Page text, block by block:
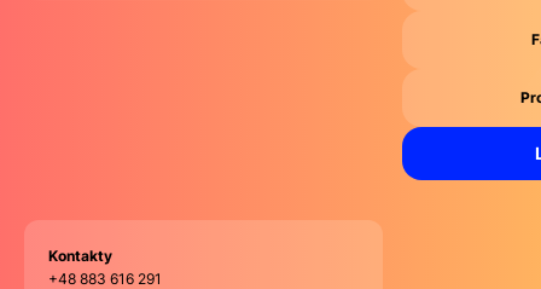
Kontakty
+48 883 616 291